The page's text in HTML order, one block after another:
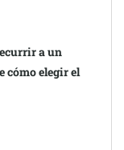
a un
cómo elegir el